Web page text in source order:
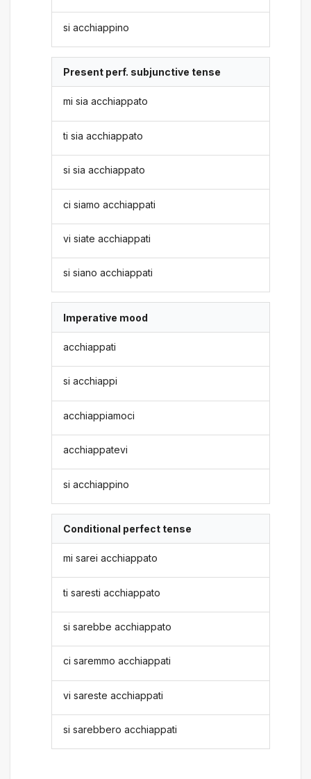
si acchiappino
Present perf. subjunctive tense
mi sia acchiappato
ti sia acchiappato
si sia acchiappato
ci siamo acchiappati
vi siate acchiappati
si siano acchiappati
Imperative mood
acchiappati
si acchiappi
acchiappiamoci
acchiappatevi
si acchiappino
Conditional perfect tense
mi sarei acchiappato
ti saresti acchiappato
si sarebbe acchiappato
ci saremmo acchiappati
vi sareste acchiappati
si sarebbero acchiappati